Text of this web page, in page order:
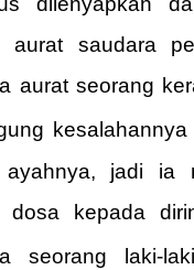
aurat saudara
aurat seorang
jadi ia
dosa kepada
seorang laki-